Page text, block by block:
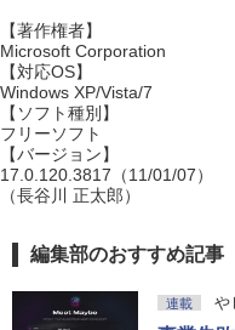
【著作権者】
Microsoft Corporation
【対応OS】
Windows XP/Vista/7
【ソフト種別】
フリーソフト
【バージョン】
17.0.120.3817（11/01/07）
（長谷川 正太郎）
編集部のおすすめ記事
連載 や